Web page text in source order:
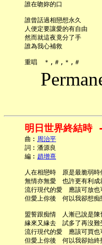
     誰在吻妳的口
     誰曾話過相戀想永久
     人便定要讓愛的有自由
     然而就這夜竟分了手
     誰為我心補救
明日世界終結時
     曲︰
周治平
     詞︰潘源良
     編︰
趙增熹
人在相戀時　原是最脆弱時
無情亦無愛　也許更有利成
流行現代的愛　應該可放也
但愛上你後　何以我卻想痴
盟誓跟痴情　人漸已說是陳
緣來又緣去　試多了再沒難
流行現代的愛　應該可買也
但愛上你後　何以我卻始終